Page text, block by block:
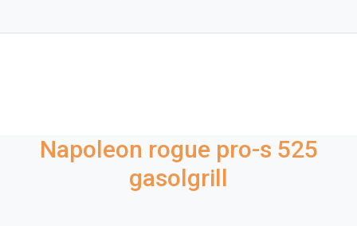
Napoleon rogue pro-s 525
gasolgrill